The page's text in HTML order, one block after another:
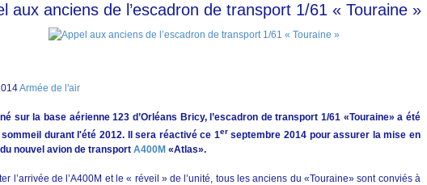
aux anciens de l’escadron de transport 1/61 « Touraine »
Armée de l'air
sur la base aérienne 123 d’Orléans Bricy, l’escadron de transport 1/61 «Touraine» a été
durant l'été 2012. Il sera réactivé ce 1erseptembre 2014 pour assurer la mise en
nouvel avion de transport A400M «Atlas».
l’arrivée de l’A400M et le « réveil » de l’unité, tous les anciens du «Touraine» sont conviés à